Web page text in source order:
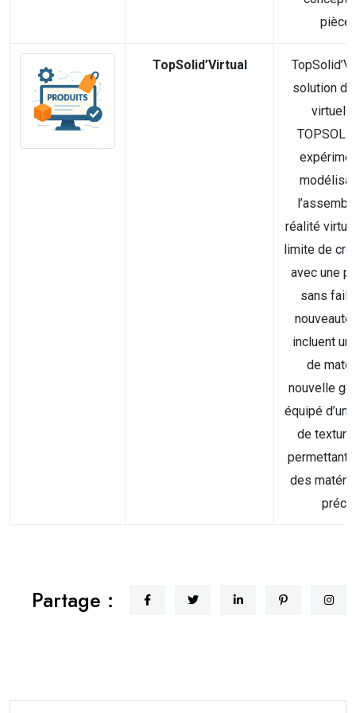
TopSolid’Virtual
solution
réalité
limite de
avec une
sans
incluent un
de
nouvelle
équipé d’un
de
permettant
des
Partage :